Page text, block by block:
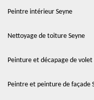
Peintre intérieur Seyne
Nettoyage de toiture Seyne
Peinture et décapage de volet
Peintre et peinture de façade